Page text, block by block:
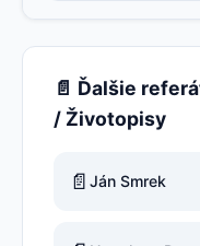
📄 Ďalšie
/ Životopisy
📄 Ján Smrek